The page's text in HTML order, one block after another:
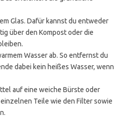
Glas. Dafür kannst du entweder
über den Kompost oder die
Wasser ab. So entfernst du
dabei kein heißes Wasser, wenn
auf eine weiche Bürste oder
Teile wie den Filter sowie